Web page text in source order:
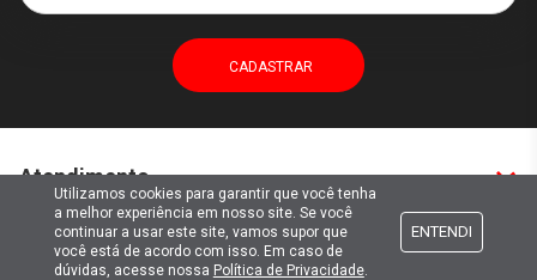
Atendimento
Formas de pagamento
Utilizamos cookies para garantir que você tenha
a melhor experiência em nosso site. Se você
continuar a usar este site, vamos supor que
você está de acordo com isso. Em caso de
dúvidas, acesse nossa Política de Privacidade.
ENTENDI